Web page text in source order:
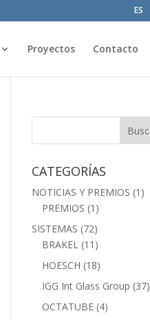
ES
Proyectos Contacto
CATEGORÍAS
NOTICIAS Y PREMIOS (1)
PREMIOS (1)
SISTEMAS (72)
BRAKEL (11)
HOESCH (18)
IGG Int Glass Group (37)
OCTATUBE (4)